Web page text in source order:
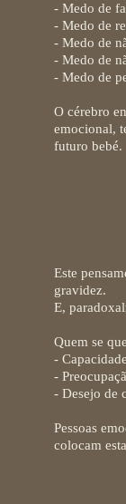
- Medo de
- Medo de
- Medo de
- Medo de
- Medo de
O cérebro
emocional,
futuro bebé.
Este
gravidez.
E,
Quem se
-
-
- Desejo de
Pessoas
colocam